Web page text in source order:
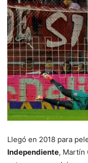
Llegó en 2018 para
Independiente, Martín